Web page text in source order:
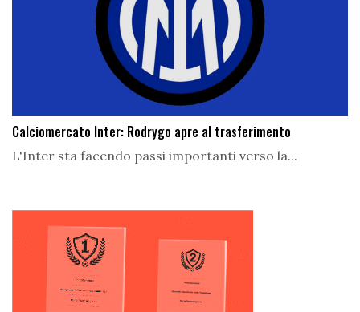
Calciomercato Inter: Rodrygo apre al trasferimento
L'Inter sta facendo passi importanti verso la...